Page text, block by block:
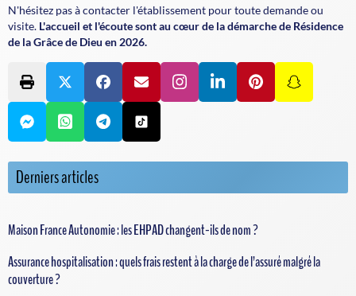
N'hésitez pas à contacter l'établissement pour toute demande ou
visite. L'accueil et l'écoute sont au cœur de la démarche de Résidence
de la Grâce de Dieu en 2026.
Derniers articles
Maison France Autonomie : les EHPAD changent-ils de nom ?
Assurance hospitalisation : quels frais restent à la charge de l’assuré malgré la
couverture ?